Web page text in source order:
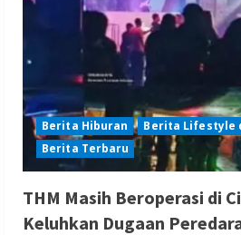
Berita Hiburan
Berita Lifestyle
Berita Terbaru
THM Masih Beroperasi di
Keluhkan Dugaan